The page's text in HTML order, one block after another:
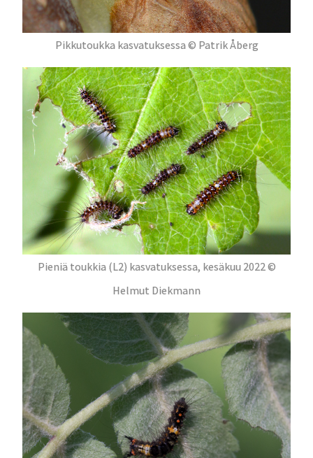
Pikkutoukka kasvatuksessa © Patrik Åberg
Pieniä toukkia (L2) kasvatuksessa, kesäkuu 2022 ©
Helmut Diekmann